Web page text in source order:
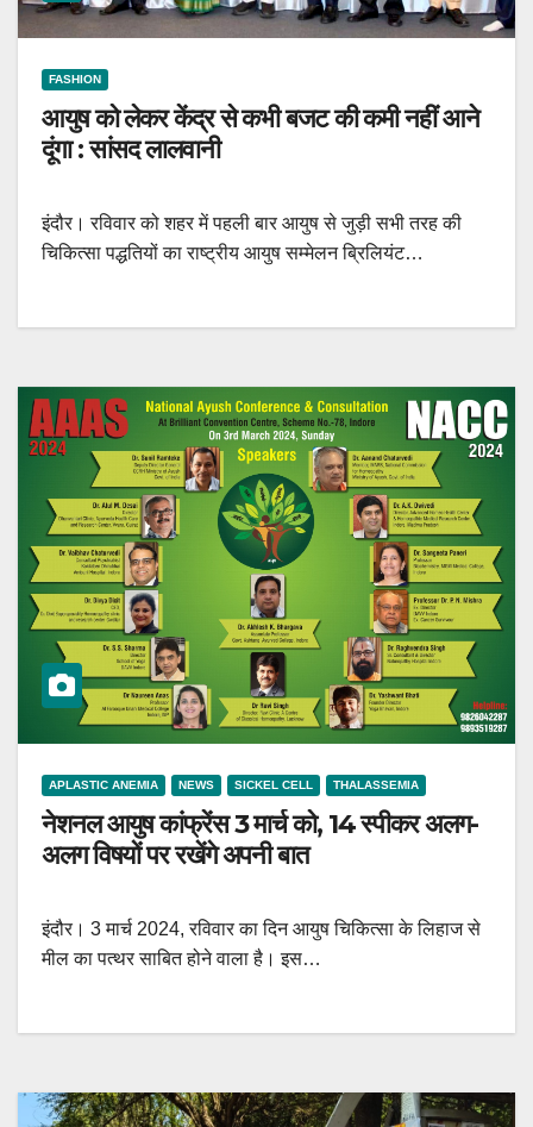
FASHION
आयुष को लेकर केंद्र से कभी बजट की कमी नहीं आने
दूंगा : सांसद लालवानी
इंदौर। रविवार को शहर में पहली बार आयुष से जुड़ी सभी तरह की
चिकित्सा पद्धतियों का राष्ट्रीय आयुष सम्मेलन ब्रिलियंट…
APLASTIC ANEMIA NEWS SICKEL CELL THALASSEMIA
नेशनल आयुष कांफ्रेंस 3 मार्च को, 14 स्पीकर अलग-
अलग विषयों पर रखेंगे अपनी बात
इंदौर। 3 मार्च 2024, रविवार का दिन आयुष चिकित्सा के लिहाज से
मील का पत्थर साबित होने वाला है। इस…